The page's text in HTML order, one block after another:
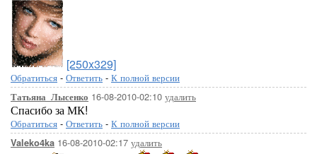
[250x329]
Обратиться - Ответить - К полной версии
Татьяна_Лысенко 16-08-2010-02:10 удалить
Спасибо за МК!
Обратиться - Ответить - К полной версии
Valeko4ka 16-08-2010-02:17 удалить